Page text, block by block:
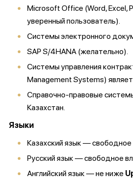
Microsoft Office (Word, Excel,
уверенный пользователь).
Системы электронного
SAP S/4HANA (желательно).
Системы управления
Management Systems)
Справочно-правовые
Казахстан.
Языки
Казахский язык — свободное
Русский язык — свободное
Английский язык — не ниже